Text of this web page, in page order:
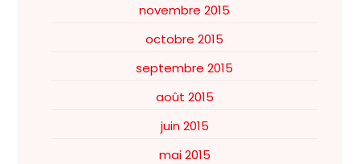
novembre 2015
octobre 2015
septembre 2015
août 2015
juin 2015
mai 2015